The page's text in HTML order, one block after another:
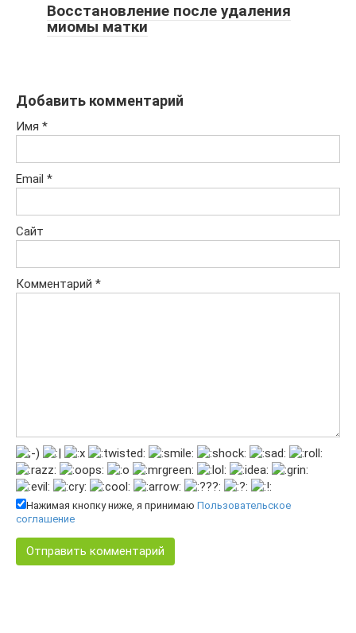
Восстановление после удаления
миомы матки
Добавить комментарий
Имя *
Email *
Сайт
Комментарий *
Нажимая кнопку ниже, я принимаю Пользовательское
соглашение